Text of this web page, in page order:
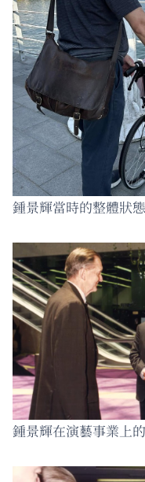
鍾景輝當時的整體狀
鍾景輝在演藝事業上